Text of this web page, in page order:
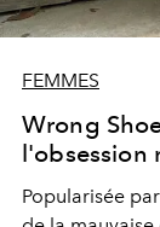
FEMMES
Wrong
l'obsession
Popularisée